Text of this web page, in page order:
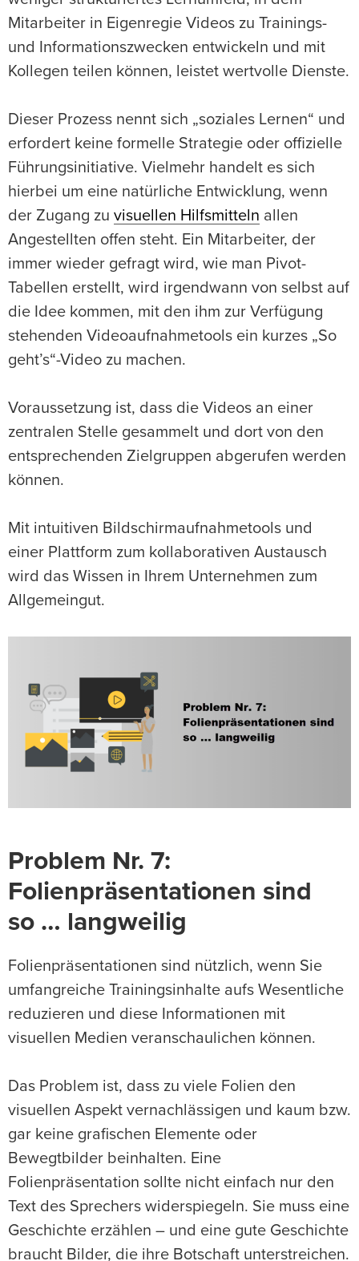
Mitarbeiter in Eigenregie Videos zu Trainings-
und Informationszwecken entwickeln und mit
Kollegen teilen können, leistet wertvolle Dienste.
Dieser Prozess nennt sich „soziales Lernen“ und
erfordert keine formelle Strategie oder offizielle
Führungsinitiative. Vielmehr handelt es sich
hierbei um eine natürliche Entwicklung, wenn
der Zugang zu visuellen Hilfsmitteln allen
Angestellten offen steht. Ein Mitarbeiter, der
immer wieder gefragt wird, wie man Pivot-
Tabellen erstellt, wird irgendwann von selbst auf
die Idee kommen, mit den ihm zur Verfügung
stehenden Videoaufnahmetools ein kurzes „So
geht’s“-Video zu machen.
Voraussetzung ist, dass die Videos an einer
zentralen Stelle gesammelt und dort von den
entsprechenden Zielgruppen abgerufen werden
können.
Mit intuitiven Bildschirmaufnahmetools und
einer Plattform zum kollaborativen Austausch
wird das Wissen in Ihrem Unternehmen zum
Allgemeingut.
Problem Nr. 7:
Folienpräsentationen sind
so … langweilig
Folienpräsentationen sind nützlich, wenn Sie
umfangreiche Trainingsinhalte aufs Wesentliche
reduzieren und diese Informationen mit
visuellen Medien veranschaulichen können.
Das Problem ist, dass zu viele Folien den
visuellen Aspekt vernachlässigen und kaum bzw.
gar keine grafischen Elemente oder
Bewegtbilder beinhalten. Eine
Folienpräsentation sollte nicht einfach nur den
Text des Sprechers widerspiegeln. Sie muss eine
Geschichte erzählen – und eine gute Geschichte
braucht Bilder, die ihre Botschaft unterstreichen.